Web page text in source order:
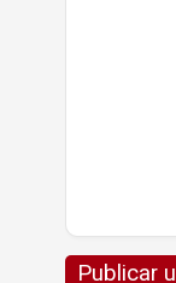
Publicar